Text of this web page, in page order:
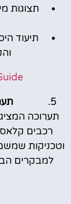
תצוגות
תיעוד
תערוכה
רכבים
וטכניקות
למבקרים